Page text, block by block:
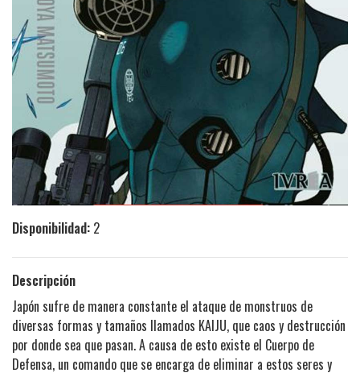
Disponibilidad: 2
Descripción
Japón sufre de manera constante el ataque de monstruos de
diversas formas y tamaños llamados KAIJU, que caos y destrucción
por donde sea que pasan. A causa de esto existe el Cuerpo de
Defensa, un comando que se encarga de eliminar a estos seres y